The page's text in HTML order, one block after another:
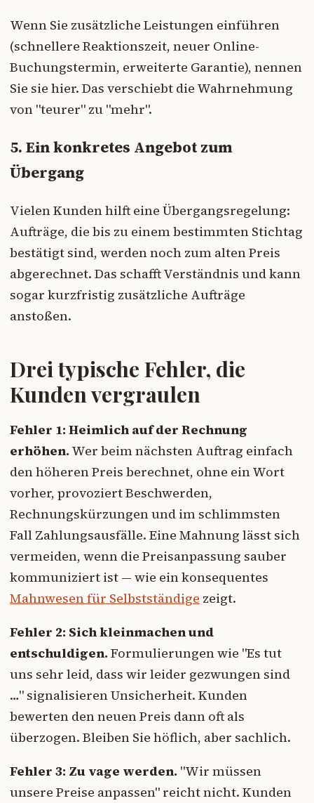
Wenn Sie zusätzliche Leistungen einführen
(schnellere Reaktionszeit, neuer Online-
Buchungstermin, erweiterte Garantie), nennen
Sie sie hier. Das verschiebt die Wahrnehmung
von "teurer" zu "mehr".
5. Ein konkretes Angebot zum
Übergang
Vielen Kunden hilft eine Übergangsregelung:
Aufträge, die bis zu einem bestimmten Stichtag
bestätigt sind, werden noch zum alten Preis
abgerechnet. Das schafft Verständnis und kann
sogar kurzfristig zusätzliche Aufträge
anstoßen.
Drei typische Fehler, die
Kunden vergraulen
Fehler 1: Heimlich auf der Rechnung
erhöhen. Wer beim nächsten Auftrag einfach
den höheren Preis berechnet, ohne ein Wort
vorher, provoziert Beschwerden,
Rechnungskürzungen und im schlimmsten
Fall Zahlungsausfälle. Eine Mahnung lässt sich
vermeiden, wenn die Preisanpassung sauber
kommuniziert ist — wie ein konsequentes
Mahnwesen für Selbstständige zeigt.
Fehler 2: Sich kleinmachen und
entschuldigen. Formulierungen wie "Es tut
uns sehr leid, dass wir leider gezwungen sind
…" signalisieren Unsicherheit. Kunden
bewerten den neuen Preis dann oft als
überzogen. Bleiben Sie höflich, aber sachlich.
Fehler 3: Zu vage werden. "Wir müssen
unsere Preise anpassen" reicht nicht. Kunden